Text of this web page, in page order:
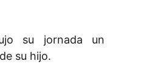
su jornada un
su hijo.